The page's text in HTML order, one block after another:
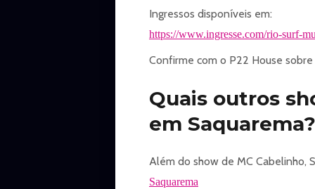
https://www.ingresse.com/rio-surf-
Ingressos disponíveis em:
https://www.ingresse.com/rio-surf-
Confirme com o P22 House
Quais outros
em Saquarema?
Além do show de MC Cabelinho,
Saquarema